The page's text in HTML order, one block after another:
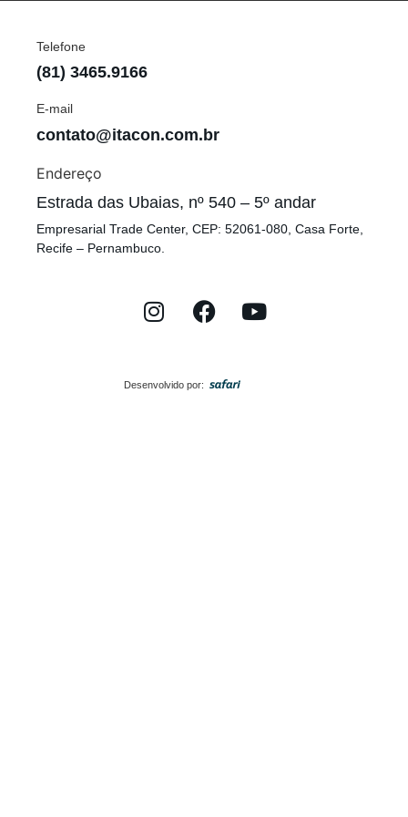
Telefone
(81) 3465.9166
E-mail
contato@itacon.com.br
Endereço
Estrada das Ubaias, nº 540 – 5º andar
Empresarial Trade Center, CEP: 52061-080, Casa Forte,
Recife – Pernambuco.
Desenvolvido por: